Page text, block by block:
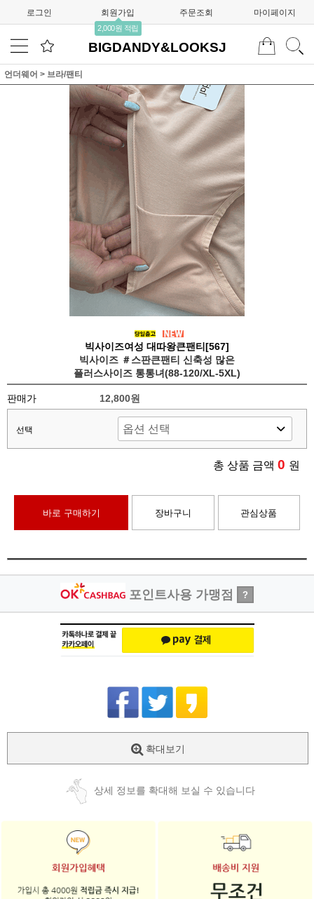
로그인 회원가입
2,000원 적립
주문조회 마이페이지
BIGDANDY&LOOKSJ
언더웨어 > 브라/팬티
빅사이즈여성 대따왕큰팬티[567]
빅사이즈 ＃스판큰팬티 신축성 많은
플러스사이즈 통통녀(88-120/XL-5XL)
판매가 12,800원
선택
총 상품 금액 0 원
바로 구매하기 장바구니 관심상품
포인트사용 가맹점 ?
확대보기
상세 정보를 확대해 보실 수 있습니다